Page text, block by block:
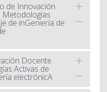
de Innovación
Metodologías
de inGeniería de
Docente
Activas de
electrónicA